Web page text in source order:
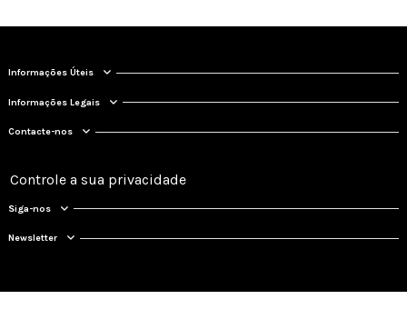
Informações Úteis
Informações Legais
Contacte-nos
Controle a sua privacidade
Siga-nos
Newsletter